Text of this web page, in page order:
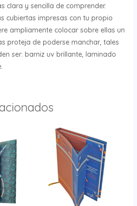
clara y sencilla de comprender.
cubiertas impresas con tu propio
ampliamente colocar sobre ellas un
proteja de poderse manchar, tales
ser: barniz uv brillante, laminado